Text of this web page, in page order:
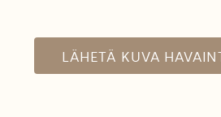
LÄHETÄ KUVA